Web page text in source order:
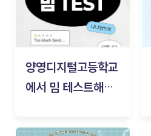
양영디지털고등학교
에서 밈 테스트해보